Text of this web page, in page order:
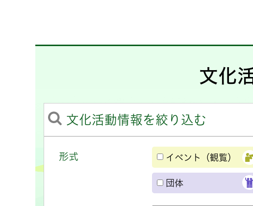
文化
文化活動情報を絞り込む
形式 イベント（観覧）
団体